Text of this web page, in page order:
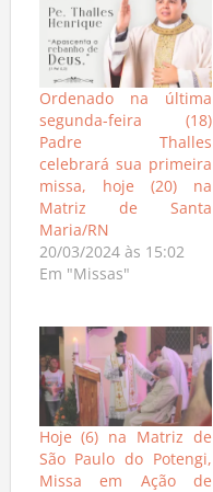
Ordenado na última
segunda-feira (18)
Padre Thalles
celebrará sua primeira
missa, hoje (20) na
Matriz de Santa
Maria/RN
20/03/2024 às 15:02
Em "Missas"
Hoje (6) na Matriz de
São Paulo do Potengi,
Missa em Ação de